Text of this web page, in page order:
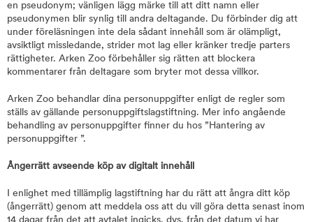
en pseudonym; vänligen lägg märke till att ditt namn eller
pseudonymen blir synlig till andra deltagande. Du förbinder dig att
under föreläsningen inte dela sådant innehåll som är olämpligt,
avsiktligt missledande, strider mot lag eller kränker tredje parters
rättigheter. Arken Zoo förbehåller sig rätten att blockera
kommentarer från deltagare som bryter mot dessa villkor.
Arken Zoo behandlar dina personuppgifter enligt de regler som
ställs av gällande personuppgiftslagstiftning. Mer info angående
behandling av personuppgifter finner du hos ”Hantering av
personuppgifter ”.
Ångerrätt avseende köp av digitalt innehåll
I enlighet med tillämplig lagstiftning har du rätt att ångra ditt köp
(ångerrätt) genom att meddela oss att du vill göra detta senast inom